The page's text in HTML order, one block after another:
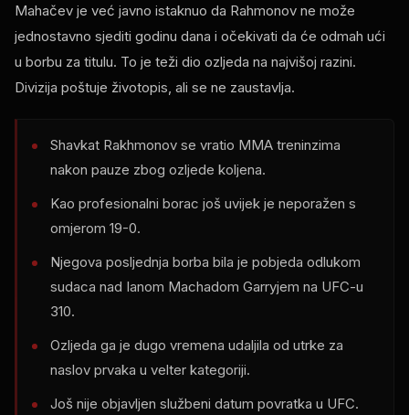
Mahačev je već javno istaknuo da Rahmonov ne može
jednostavno sjediti godinu dana i očekivati ​​da će odmah ući
u borbu za titulu. To je teži dio ozljeda na najvišoj razini.
Divizija poštuje životopis, ali se ne zaustavlja.
Shavkat Rakhmonov se vratio MMA treninzima
nakon pauze zbog ozljede koljena.
Kao profesionalni borac još uvijek je neporažen s
omjerom 19-0.
Njegova posljednja borba bila je pobjeda odlukom
sudaca nad Ianom Machadom Garryjem na UFC-u
310.
Ozljeda ga je dugo vremena udaljila od utrke za
naslov prvaka u velter kategoriji.
Još nije objavljen službeni datum povratka u UFC.